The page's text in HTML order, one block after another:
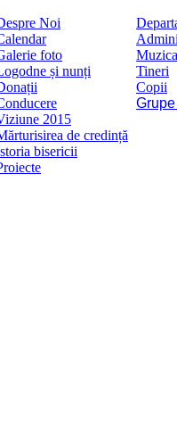
Noi
foto
și nunți
2015
de credință
bisericii
Muzica
Tineri
Copii